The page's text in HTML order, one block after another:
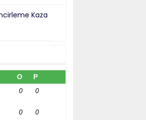
Kaza
O P
0 0
0
0